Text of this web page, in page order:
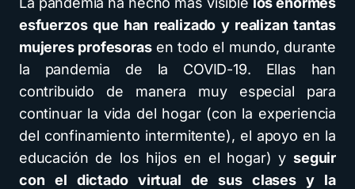
esfuerzos que han realizado y realizan tantas
mujeres profesorasen todo el mundo, durante
la pandemia de la COVID-19. Ellas han
contribuido de manera muy especial para
continuar la vida del hogar (con la experiencia
del confinamiento intermitente), el apoyo en la
educación de los hijos en el hogar) yseguir
con el dictado virtual de sus clases y la